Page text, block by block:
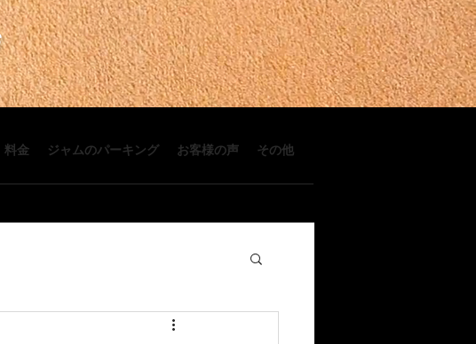
料金 ジャムのパーキング お客様の声 その他